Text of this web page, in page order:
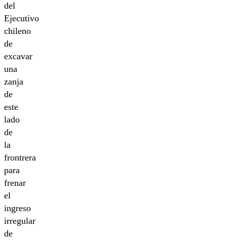
del
Ejecutivo
chileno
de
excavar
una
zanja
de
este
lado
de
la
frontrera
para
frenar
el
ingreso
irregular
de